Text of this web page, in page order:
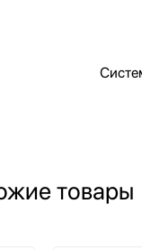
товары